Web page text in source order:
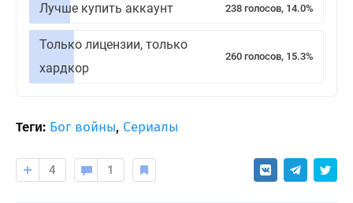
Лучше купить аккаунт 238 голосов, 14.0%
Только лицензии, только
хардкор
260 голосов, 15.3%
Теги: Бог войны, Сериалы
4 1